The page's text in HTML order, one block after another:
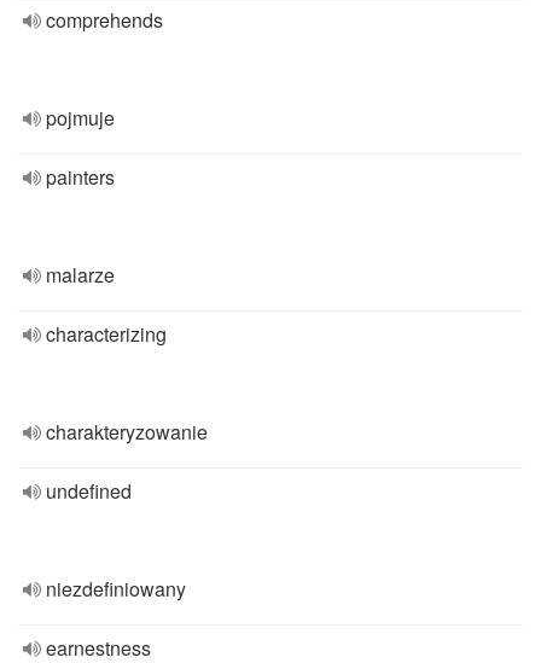
comprehends
pojmuje
painters
malarze
characterizing
charakteryzowanie
undefined
niezdefiniowany
earnestness